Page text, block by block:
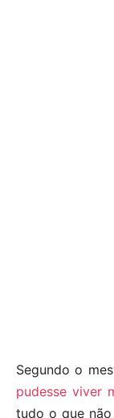
Segundo o
pudesse viver
tudo o que